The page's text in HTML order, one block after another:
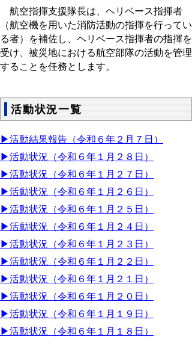
航空指揮支援隊長は、ヘリベース指揮者
（航空機を用いた消防活動の指揮を行ってい
る者）を補佐し、ヘリベース指揮者の指揮を
受け、被災地における航空部隊の活動を管理
することを任務とします。
活動状況一覧
▶活動結果報告（令和６年２月７日）
▶活動状況（令和６年１月２８日）
▶活動状況（令和６年１月２７日）
▶活動状況（令和６年１月２６日）
▶活動状況（令和６年１月２５日）
▶活動状況（令和６年１月２４日）
▶活動状況（令和６年１月２３日）
▶活動状況（令和６年１月２２日）
▶活動状況（令和６年１月２１日）
▶活動状況（令和６年１月２０日）
▶活動状況（令和６年１月１９日）
▶活動状況（令和６年１月１８日）